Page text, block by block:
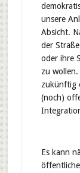
unsere
Absicht.
der
oder ihre
zu
zukünftig
(noch)
Es kann